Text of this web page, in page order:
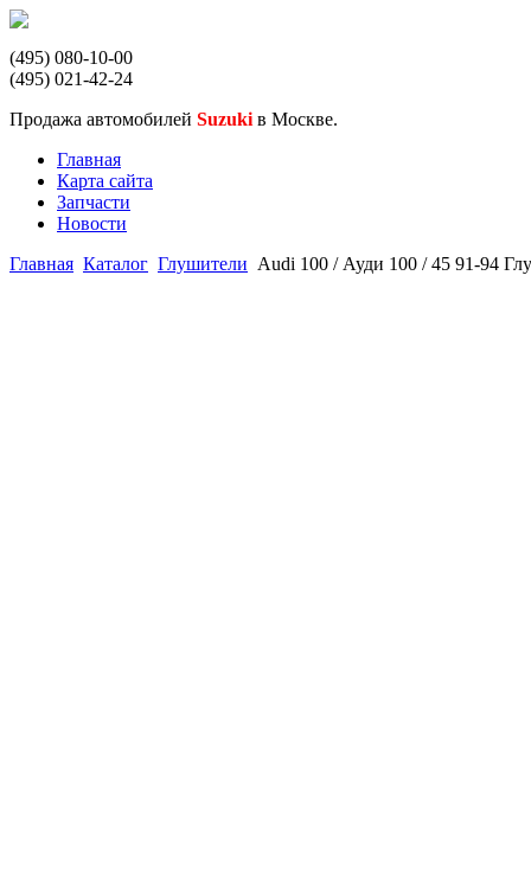
(495) 080-10-00
(495) 021-42-24
Продажа автомобилей Suzuki в Москве.
Главная
Карта сайта
Запчасти
Новости
Главная Каталог Глушители Audi 100 / Ауди 100 / 45 91-94